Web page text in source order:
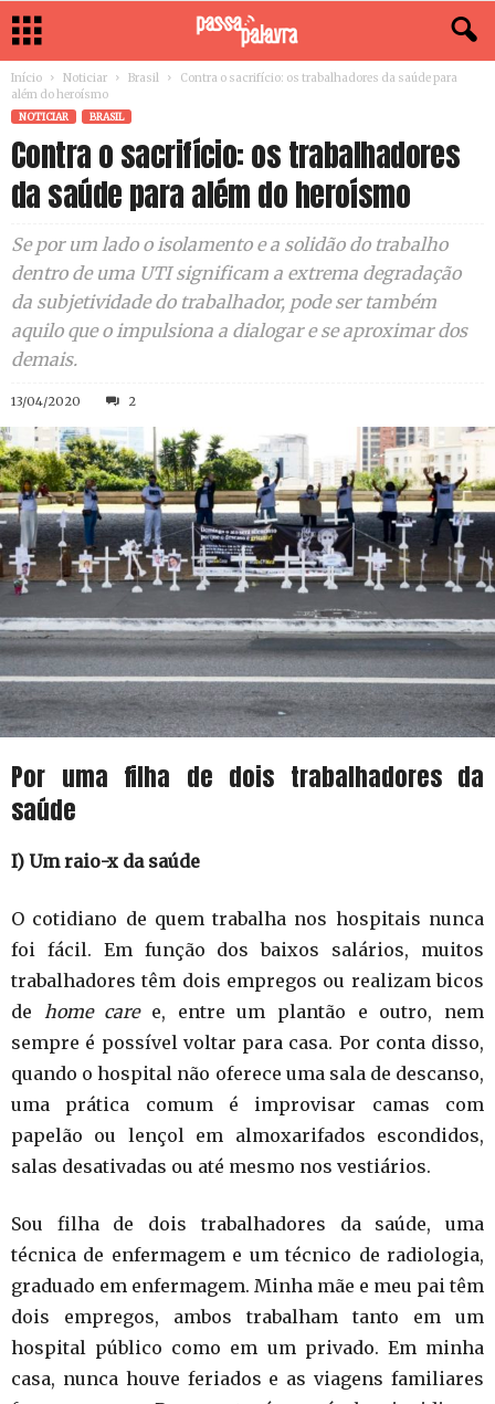
Início Noticiar Brasil
Contra o sacrifício: os trabalhadores da saúde para
além do heroísmo
NOTICIAR BRASIL
Contra o sacrifício: os trabalhadores
da saúde para além do heroísmo
Se por um lado o isolamento e a solidão do trabalho
dentro de uma UTI significam a extrema degradação
da subjetividade do trabalhador, pode ser também
aquilo que o impulsiona a dialogar e se aproximar dos
demais.
13/04/2020 2
Por uma filha de dois trabalhadores da
saúde
I) Um raio-x da saúde
O cotidiano de quem trabalha nos hospitais nunca
foi fácil. Em função dos baixos salários, muitos
trabalhadores têm dois empregos ou realizam bicos
de home caree, entre um plantão e outro, nem
sempre é possível voltar para casa. Por conta disso,
quando o hospital não oferece uma sala de descanso,
uma prática comum é improvisar camas com
papelão ou lençol em almoxarifados escondidos,
salas desativadas ou até mesmo nos vestiários.
Sou filha de dois trabalhadores da saúde, uma
técnica de enfermagem e um técnico de radiologia,
graduado em enfermagem. Minha mãe e meu pai têm
dois empregos, ambos trabalham tanto em um
hospital público como em um privado. Em minha
casa, nunca houve feriados e as viagens familiares